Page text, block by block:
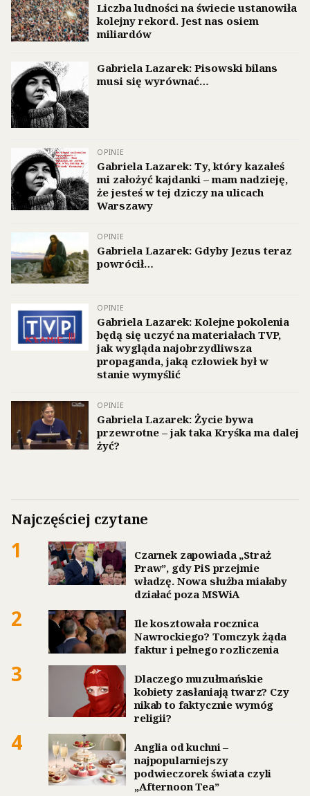
Liczba ludności na świecie ustanowiła
kolejny rekord. Jest nas osiem
miliardów
Gabriela Lazarek: Pisowski bilans
musi się wyrównać…
OPINIE
Gabriela Lazarek: Ty, który kazałeś
mi założyć kajdanki – mam nadzieję,
że jesteś w tej dziczy na ulicach
Warszawy
OPINIE
Gabriela Lazarek: Gdyby Jezus teraz
powrócił…
OPINIE
Gabriela Lazarek: Kolejne pokolenia
będą się uczyć na materiałach TVP,
jak wygląda najobrzydliwsza
propaganda, jaką człowiek był w
stanie wymyślić
OPINIE
Gabriela Lazarek: Życie bywa
przewrotne – jak taka Kryśka ma dalej
żyć?
Najczęściej czytane
1
Czarnek zapowiada „Straż
Praw”, gdy PiS przejmie
władzę. Nowa służba miałaby
działać poza MSWiA
2
Ile kosztowała rocznica
Nawrockiego? Tomczyk żąda
faktur i pełnego rozliczenia
3
Dlaczego muzułmańskie
kobiety zasłaniają twarz? Czy
nikab to faktycznie wymóg
religii?
4
Anglia od kuchni –
najpopularniejszy
podwieczorek świata czyli
„Afternoon Tea”